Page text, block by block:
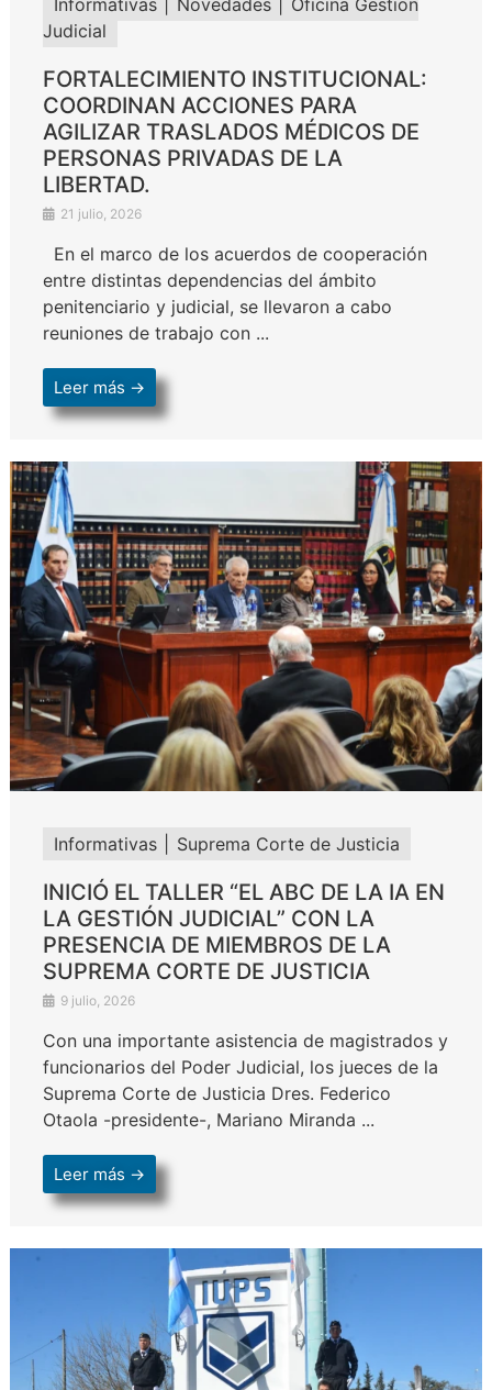
Informativas Novedades
Oficina Gestion
Judicial
FORTALECIMIENTO INSTITUCIONAL:
COORDINAN ACCIONES PARA
AGILIZAR TRASLADOS MÉDICOS DE
PERSONAS PRIVADAS DE LA
LIBERTAD.
21 julio, 2026
En el marco de los acuerdos de cooperación
entre distintas dependencias del ámbito
penitenciario y judicial, se llevaron a cabo
reuniones de trabajo con ...
Leer más →
Informativas Suprema Corte de Justicia
INICIÓ EL TALLER “EL ABC DE LA IA EN
LA GESTIÓN JUDICIAL” CON LA
PRESENCIA DE MIEMBROS DE LA
SUPREMA CORTE DE JUSTICIA
9 julio, 2026
Con una importante asistencia de magistrados y
funcionarios del Poder Judicial, los jueces de la
Suprema Corte de Justicia Dres. Federico
Otaola -presidente-, Mariano Miranda ...
Leer más →